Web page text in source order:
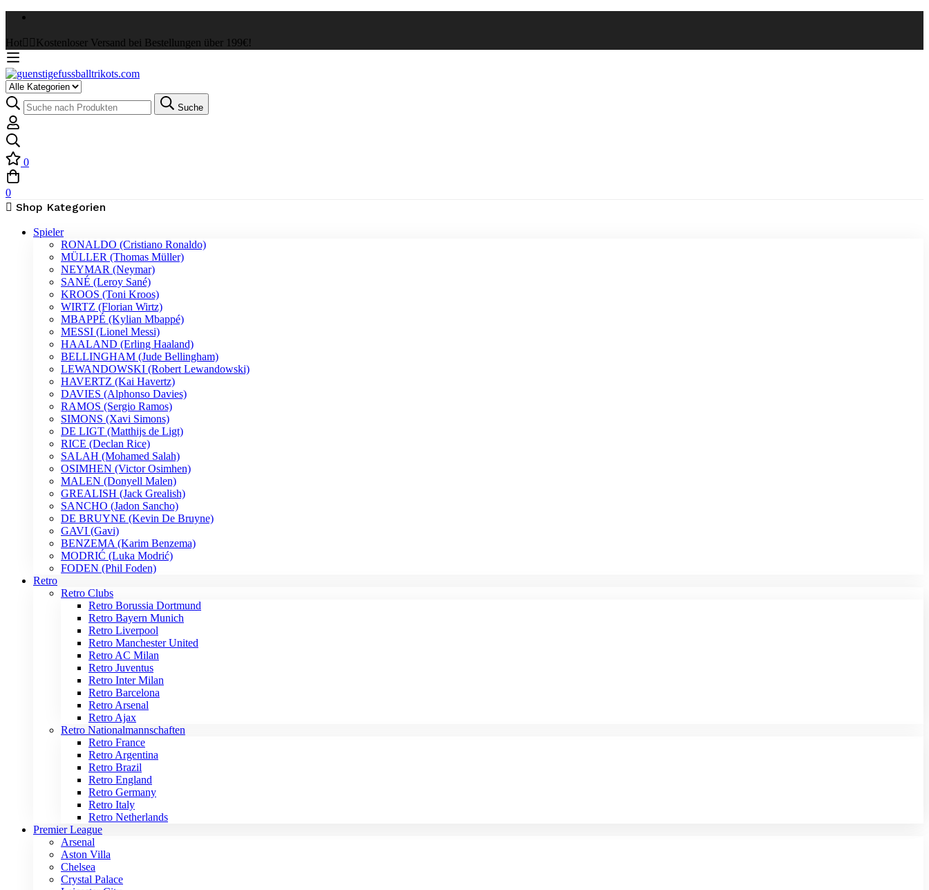
Hot ✌🏼Kostenloser Versand bei Bestellungen über 199€!
Select
a
Category
Suche
nach:
Suche
0
0
Shop Kategorien
Spieler
RONALDO (Cristiano Ronaldo)
MÜLLER (Thomas Müller)
NEYMAR (Neymar)
SANÉ (Leroy Sané)
KROOS (Toni Kroos)
WIRTZ (Florian Wirtz)
MBAPPÉ (Kylian Mbappé)
MESSI (Lionel Messi)
HAALAND (Erling Haaland)
BELLINGHAM (Jude Bellingham)
LEWANDOWSKI (Robert Lewandowski)
HAVERTZ (Kai Havertz)
DAVIES (Alphonso Davies)
RAMOS (Sergio Ramos)
SIMONS (Xavi Simons)
DE LIGT (Matthijs de Ligt)
RICE (Declan Rice)
SALAH (Mohamed Salah)
OSIMHEN (Victor Osimhen)
MALEN (Donyell Malen)
GREALISH (Jack Grealish)
SANCHO (Jadon Sancho)
DE BRUYNE (Kevin De Bruyne)
GAVI (Gavi)
BENZEMA (Karim Benzema)
MODRIĆ (Luka Modrić)
FODEN (Phil Foden)
Retro
Retro Clubs
Retro Borussia Dortmund
Retro Bayern Munich
Retro Liverpool
Retro Manchester United
Retro AC Milan
Retro Juventus
Retro Inter Milan
Retro Barcelona
Retro Arsenal
Retro Ajax
Retro Nationalmannschaften
Retro France
Retro Argentina
Retro Brazil
Retro England
Retro Germany
Retro Italy
Retro Netherlands
Premier League
Arsenal
Aston Villa
Chelsea
Crystal Palace